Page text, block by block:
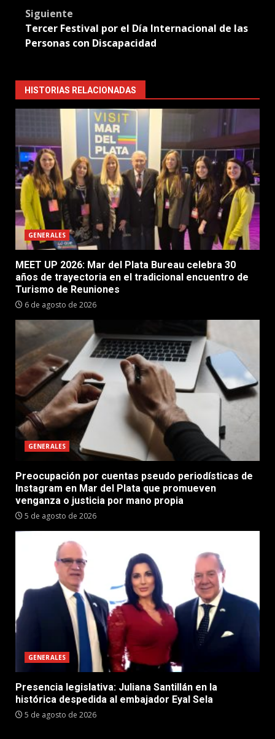
Siguiente
Tercer Festival por el Día Internacional de las
Personas con Discapacidad
HISTORIAS RELACIONADAS
GENERALES
MEET UP 2026: Mar del Plata Bureau celebra 30
años de trayectoria en el tradicional encuentro de
Turismo de Reuniones
6 de agosto de 2026
GENERALES
Preocupación por cuentas pseudo periodísticas de
Instagram en Mar del Plata que promueven
venganza o justicia por mano propia
5 de agosto de 2026
GENERALES
Presencia legislativa: Juliana Santillán en la
histórica despedida al embajador Eyal Sela
5 de agosto de 2026